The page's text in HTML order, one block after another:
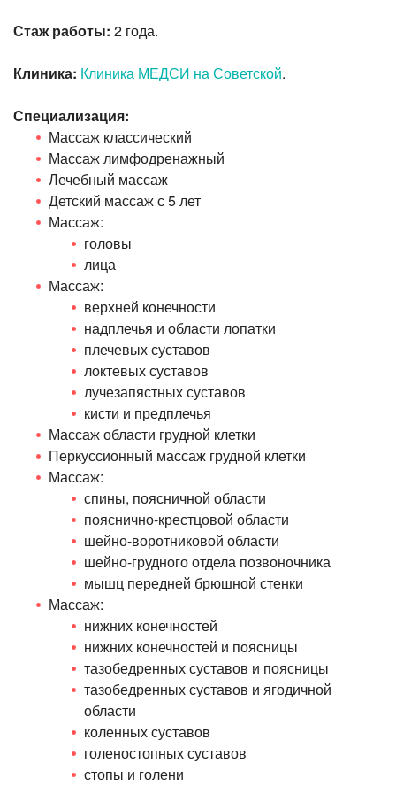
Стаж работы: 2 года.
Клиника: Клиника МЕДСИ на Советской.
Специализация:
Массаж классический
Массаж лимфодренажный
Лечебный массаж
Детский массаж с 5 лет
Массаж:
головы
лица
Массаж:
верхней конечности
надплечья и области лопатки
плечевых суставов
локтевых суставов
лучезапястных суставов
кисти и предплечья
Массаж области грудной клетки
Перкуссионный массаж грудной клетки
Массаж:
спины, поясничной области
пояснично-крестцовой области
шейно-воротниковой области
шейно-грудногоотдела позвоночника
мышц передней брюшной стенки
Массаж:
нижних конечностей
нижних конечностей и поясницы
тазобедренных суставов и поясницы
тазобедренных суставов и ягодичной
области
коленных суставов
голеностопных суставов
стопы и голени